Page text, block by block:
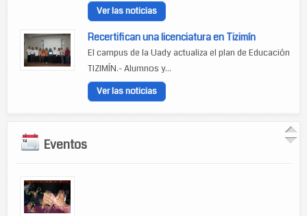
Ver las noticias
Recertifican una licenciatura en Tizimín
El campus de la Uady actualiza el plan de Educación
TIZIMÍN.- Alumnos y...
Ver las noticias
Eventos